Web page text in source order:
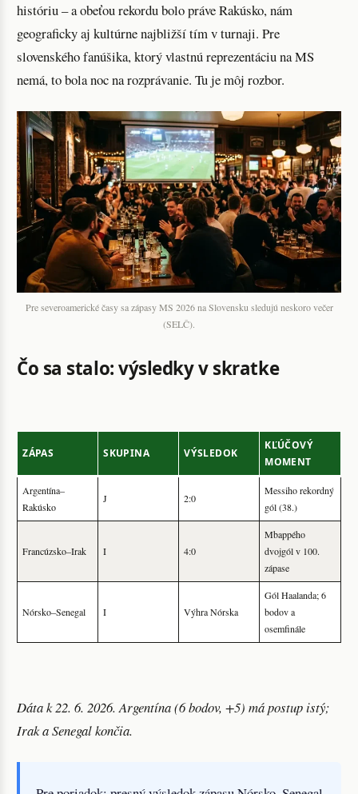
históriu – a obeťou rekordu bolo práve Rakúsko, nám
geograficky aj kultúrne najbližší tím v turnaji. Pre
slovenského fanúšika, ktorý vlastnú reprezentáciu na MS
nemá, to bola noc na rozprávanie. Tu je môj rozbor.
Pre severoamerické časy sa zápasy MS 2026 na Slovensku sledujú neskoro večer
(SELČ).
Čo sa stalo: výsledky v skratke
ZÁPAS SKUPINA VÝSLEDOK
KĽÚČOVÝ
MOMENT
Argentína–
Rakúsko
J 2:0
Messiho rekordný
gól (38.)
Francúzsko–Irak I 4:0
Mbappého
dvojgól v 100.
zápase
Nórsko–Senegal I Výhra Nórska
Gól Haalanda; 6
bodov a
osemfinále
Dáta k 22. 6. 2026. Argentína (6 bodov, +5) má postup istý;
Irak a Senegal končia.